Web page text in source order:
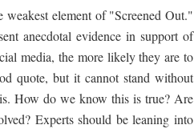
weakest element of "Screened Out."
anecdotal evidence in support of
media, the more likely they are to
quote, but it cannot stand without
How do we know this is true? Are
Experts should be leaning into